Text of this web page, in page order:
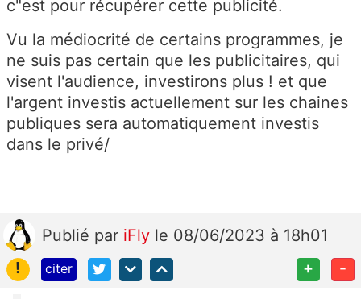
c"est pour récupérer cette publicité.
Vu la médiocrité de certains programmes, je
ne suis pas certain que les publicitaires, qui
visent l'audience, investirons plus ! et que
l'argent investis actuellement sur les chaines
publiques sera automatiquement investis
dans le privé/
Publié par iFly le 08/06/2023 à 18h01
!
citer + -